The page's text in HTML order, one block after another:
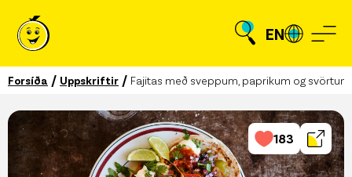
EN
Forsíða / Uppskriftir / Fajitas með sveppum, paprikum og
183